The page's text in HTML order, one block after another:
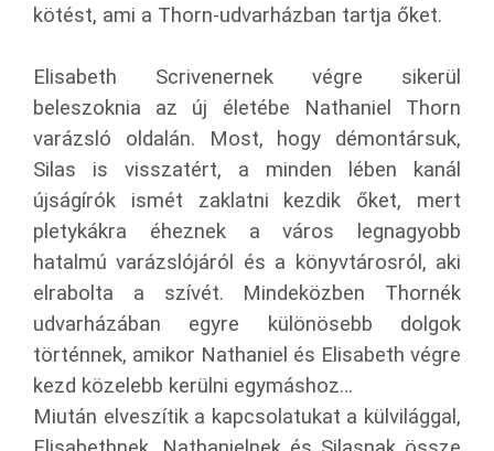
kötést, ami a Thorn-udvarházban tartja őket.
Elisabeth Scrivenernek végre sikerül
beleszoknia az új életébe Nathaniel Thorn
varázsló oldalán. Most, hogy démontársuk,
Silas is visszatért, a minden lében kanál
újságírók ismét zaklatni kezdik őket, mert
pletykákra éheznek a város legnagyobb
hatalmú varázslójáról és a könyvtárosról, aki
elrabolta a szívét. Mindeközben Thornék
udvarházában egyre különösebb dolgok
történnek, amikor Nathaniel és Elisabeth végre
kezd közelebb kerülni egymáshoz…
Miután elveszítik a kapcsolatukat a külvilággal,